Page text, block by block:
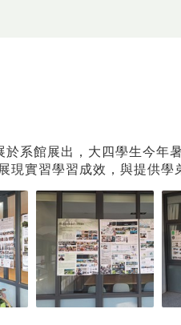
系館展出，大四學生今年
實習學習成效，與提供學